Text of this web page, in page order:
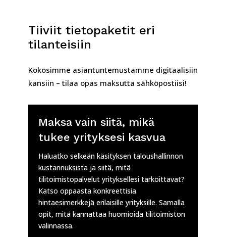
Tiiviit tietopaketit eri
tilanteisiin
Kokosimme asiantuntemustamme digitaalisiin
kansiin – tilaa opas maksutta sähköpostiisi!
Maksa vain siitä, mikä
tukee yrityksesi kasvua
Haluatko selkeän käsityksen taloushallinnon
kustannuksista ja siitä, mitä
tilitoimistopalvelut yrityksellesi tarkoittavat?
Katso oppaasta konkreettisia
hintaesimerkkejä erilaisille yrityksille. Samalla
opit, mitä kannattaa huomioida tilitoimiston
valinnassa.